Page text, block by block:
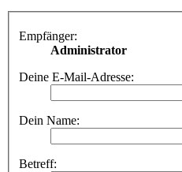
Empfänger:
Administrator
Deine E-Mail-Adresse:
Dein Name:
Betreff: